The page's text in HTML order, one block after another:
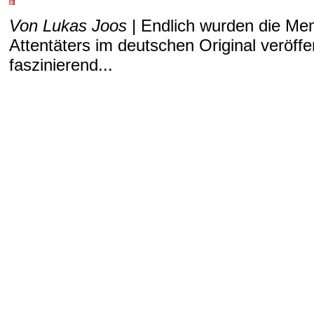
Von Lukas Joos | Endlich wurden die
Attentäters im deutschen Original
faszinierend...